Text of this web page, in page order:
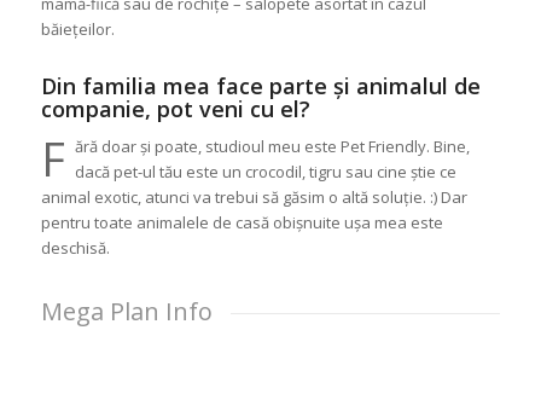
băiețeilor.
Din familia mea face parte și animalul de
companie, pot veni cu el?
F ără doar și poate, studioul meu este Pet Friendly. Bine,
dacă pet-ul tău este un crocodil, tigru sau cine știe ce
animal exotic, atunci va trebui să găsim o altă soluție. :) Dar
pentru toate animalele de casă obișnuite ușa mea este
deschisă.
Mega Plan Info